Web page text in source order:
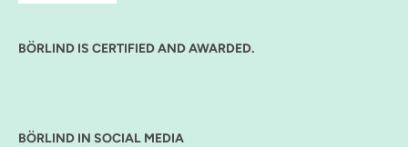
BÖRLIND IS CERTIFIED AND AWARDED.
BÖRLIND IN SOCIAL MEDIA